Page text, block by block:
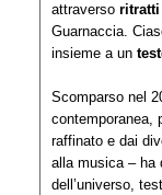
attraverso
Guarnaccia.
insieme a un
Scomparso nel
contemporanea,
raffinato e dai
alla musica – ha
dell’universo,